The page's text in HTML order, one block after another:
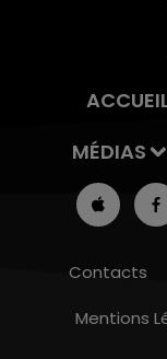
MÉDIAS
Contacts
Mentions